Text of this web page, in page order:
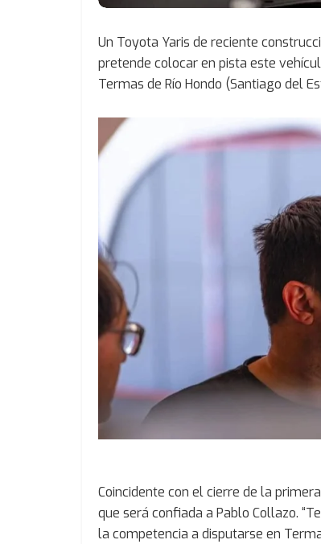
Un Toyota Yaris de reciente
pretende colocar en pista este
Termas de Río Hondo (Santiago del
Coincidente con el cierre de la
que será confiada a Pablo Collazo.
la competencia a disputarse en